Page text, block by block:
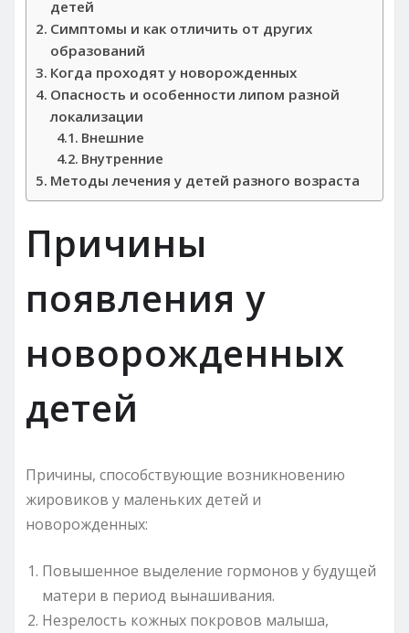
детей
Симптомы и как отличить от других
образований
Когда проходят у новорожденных
Опасность и особенности липом разной
локализации
Внешние
Внутренние
Методы лечения у детей разного возраста
Причины
появления у
новорожденных
детей
Причины, способствующие возникновению
жировиков у маленьких детей и
новорожденных:
Повышенное выделение гормонов у будущей
матери в период вынашивания.
Незрелость кожных покровов малыша,